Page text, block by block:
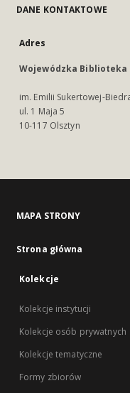
DANE KONTAKTOWE
Adres
Wojewódzka Biblioteka
im. Emilii Sukertowej-
ul. 1 Maja 5
10-117 Olsztyn
MAPA STRONY
Strona główna
Kolekcje
Kolekcje instytucji
Kolekcje osób prywatnych
Kolekcje tematyczne
Formy zbiorów